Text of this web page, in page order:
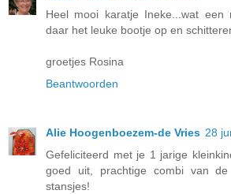
Heel mooi karatje Ineke...wat een
daar het leuke bootje op en
groetjes Rosina
Beantwoorden
Alie Hoogenboezem-de Vries 28
Gefeliciteerd met je 1 jarige
goed uit, prachtige combi van
stansjes!